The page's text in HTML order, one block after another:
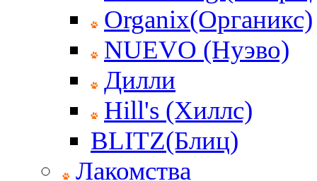
Organix(Органикс)
NUEVO (Нуэво)
Дилли
Hill's (Хиллс)
BLITZ(Блиц)
Лакомства